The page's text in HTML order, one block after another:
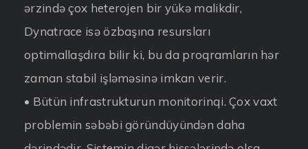
ərzində çox heterojen bir yükə malikdir,
Dynatrace isə özbaşına resursları
optimallaşdıra bilir ki, bu da proqramların hər
zaman stabil işləməsinə imkan verir.
• Bütün infrastrukturun monitorinqi. Çox vaxt
problemin səbəbi göründüyündən daha